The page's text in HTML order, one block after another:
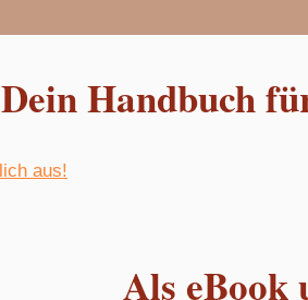
Dein Handbuch
Als eBook